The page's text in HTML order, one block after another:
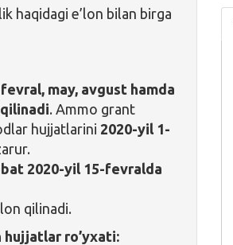
haqidagi e’lon bilan birga
fevral, may, avgust hamda
. Ammo grant
hujjatlarini 2020-yil 1-
2020-yil 15-fevralda
qilinadi.
ro’yxati: